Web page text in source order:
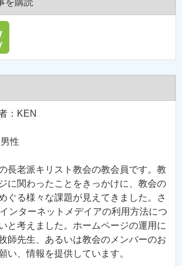
を購読
：KEN
性
長老派キリスト教会の教会員です。教
に関わったことをきっかけに、教会の
ぐる様々な課題が見えてきました。さ
ンターネットメデイアの利用方法につ
と考えました。ホームページの運用に
師先生、あるいは教会のメンバーのお
い、情報を提供しています。